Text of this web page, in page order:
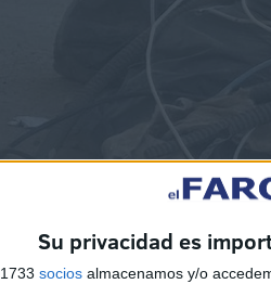
Su privacidad es
socios almacenamos y/o